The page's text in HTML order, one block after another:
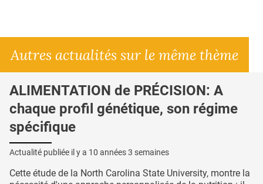
Autres actualités sur le même thème
ALIMENTATION de PRÉCISION: A
chaque profil génétique, son régime
spécifique
Actualité publiée il y a 10 années 3 semaines
Cette étude de la North Carolina State University, montre la